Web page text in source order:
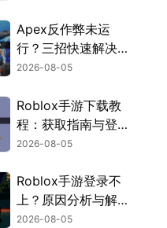
Apex反作弊未运
行？三招快速解决方
案！
2026-08-05
Roblox手游下载教
程：获取指南与登录
解决方案！
2026-08-05
Roblox手游登录不
上？原因分析与解决
方案！
2026-08-05